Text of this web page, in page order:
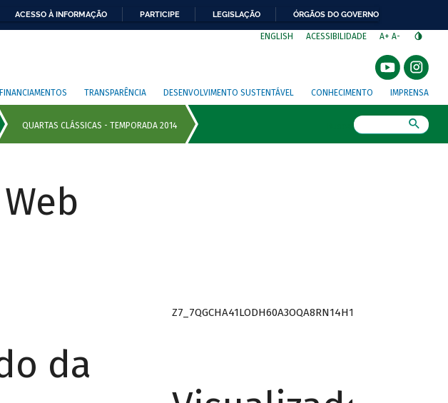
ACESSO À INFORMAÇÃO PARTICIPE LEGISLAÇÃO ÓRGÃOS DO GOVERNO
ENGLISH ACESSIBILIDADE A+ A-
FINANCIAMENTOS TRANSPARÊNCIA DESENVOLVIMENTO SUSTENTÁVEL CONHECIMENTO IMPRENSA
da
Z7_7QGCHA41LODH60A3OQA8RN14H1